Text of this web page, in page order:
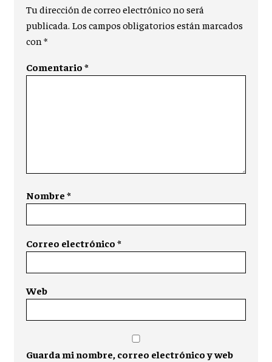
Tu dirección de correo electrónico no será
publicada. Los campos obligatorios están marcados
con*
Comentario*
Nombre*
Correo electrónico*
Web
Guarda mi nombre, correo electrónico y web